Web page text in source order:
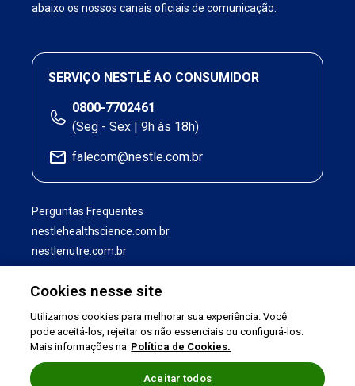
abaixo os nossos canais oficiais de comunicação:
SERVIÇO NESTLÉ AO CONSUMIDOR
0800-7702461
(Seg - Sex | 9h às 18h)
falecom@nestle.com.br
Perguntas Frequentes
nestlehealthscience.com.br
nestlenutre.com.br
Cookies nesse site
Utilizamos cookies para melhorar sua experiência. Você
pode aceitá-los, rejeitar os não essenciais ou configurá-los.
Mais informações na Política de Cookies.
Aceitar todos